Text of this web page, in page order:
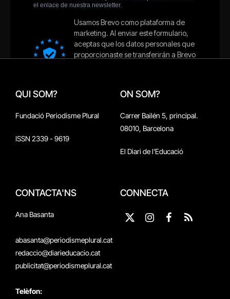
QUI SOM?
Fundació Periodisme Plural
ISSN 2339 - 9619
ON SOM?
Carrer Bailén 5, principal.
08010, Barcelona
El Diari de l'Educació
CONTACTA'NS
Ana Basanta
abasanta@periodismeplural.cat
redaccio@diarieducacio.cat
publicitat@periodismeplural.cat
Telèfon:
CONNECTA
X
Instagram
Facebook
RSS